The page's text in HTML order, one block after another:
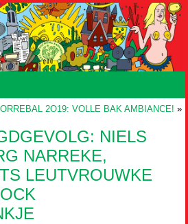
2O19: VOLLE BAK AMBIANCE! »
NIELS
NARREKE,
LEUTVROUWKE